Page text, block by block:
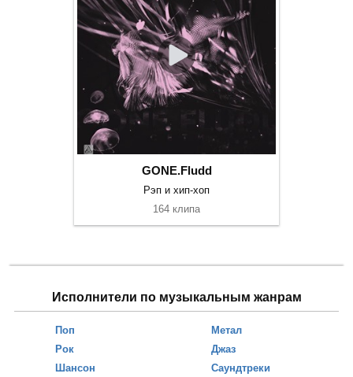
GONE.Fludd
Рэп и хип-хоп
164 клипа
Исполнители по музыкальным жанрам
Поп
Рок
Шансон
Метал
Джаз
Саундтреки